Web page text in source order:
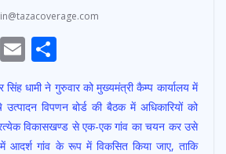
T
w
E
m
ai
l
ar
e
सिंह धामी ने गुरुवार को मुख्यमंत्री कैम्प कार्यालय में
विपणन बोर्ड की बैठक में अधिकारियों को
विकासखण्ड से एक-एक गांव का चयन कर उसे
आदर्श गांव के रूप में विकसित किया जाए, ताकि